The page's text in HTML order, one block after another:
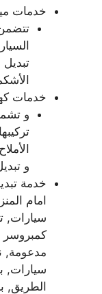
خدمات
تبديل
خدمات
و
و
خدمة
امام
سيارات,
كمبروسر
مدعومة,
سيارات,
الطريق,